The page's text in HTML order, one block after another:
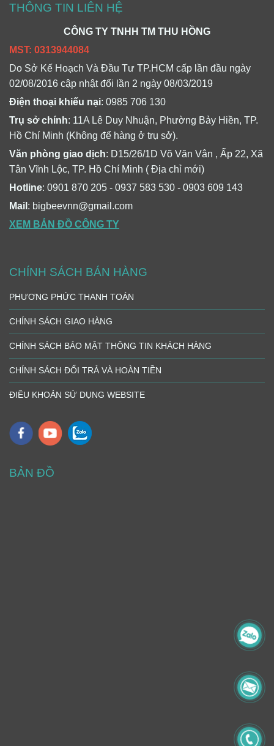
THÔNG TIN LIÊN HỆ
CÔNG TY TNHH TM THU HỒNG
MST: 0313944084
Do Sở Kế Hoạch Và Đầu Tư TP.HCM cấp lần đầu ngày
02/08/2016 cập nhật đổi lần 2 ngày 08/03/2019
Điện thoại khiếu nại: 0985 706 130
Trụ sở chính: 11A Lê Duy Nhuận, Phường Bảy Hiền, TP.
Hồ Chí Minh (Không để hàng ở trụ sở).
Văn phòng giao dịch: D15/26/1D Võ Văn Vân , Ấp 22, Xã
Tân Vĩnh Lộc, TP. Hồ Chí Minh ( Địa chỉ mới)
Hotline: 0901 870 205 - 0937 583 530 - 0903 609 143
Mail : bigbeevnn@gmail.com
XEM BẢN ĐỒ CÔNG TY
CHÍNH SÁCH BÁN HÀNG
PHƯƠNG PHỨC THANH TOÁN
CHÍNH SÁCH GIAO HÀNG
CHÍNH SÁCH BẢO MẬT THÔNG TIN KHÁCH HÀNG
CHÍNH SÁCH ĐỔI TRẢ VÀ HOÀN TIỀN
ĐIỀU KHOẢN SỬ DỤNG WEBSITE
BẢN ĐỒ